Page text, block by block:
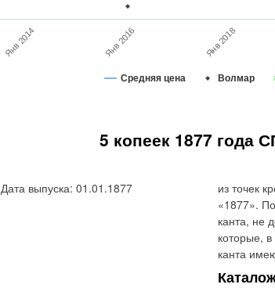
Средняя цена Волмар
Янв 2014 Янв 2016 Янв 2018
5 копеек 1877 года
Дата выпуска: 01.01.1877
из точек
«1877».
канта, не
которые,
канта